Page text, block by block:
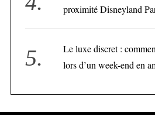
proximité Disneyland
Le luxe discret :
lors d’un week-end en